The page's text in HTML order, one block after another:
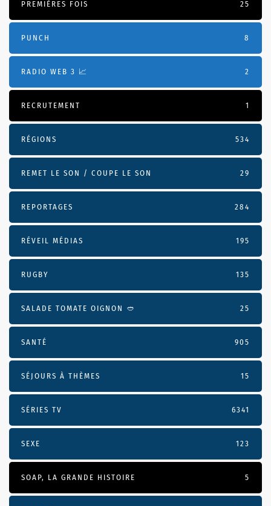
PREMIÈRES FOIS 25
PUNCH 8
RADIO WEB 3 📈 2
RECRUTEMENT 1
RÉGIONS 534
REMET LE SON / COUPE LE SON 29
REPORTAGES 284
RÉVEIL MÉDIAS 195
RUGBY 135
SALADE TOMATE OIGNON 🥙 25
SANTÉ 905
SÉJOURS À THÈMES 15
SÉRIES TV 6341
SEXE 123
SOAP, LA GRANDE HISTOIRE 5